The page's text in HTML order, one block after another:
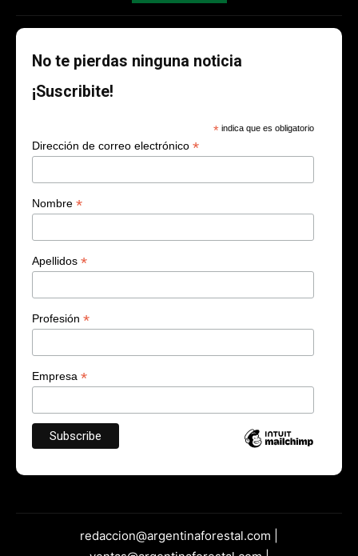
No te pierdas ninguna noticia
¡Suscribite!
* indica que es obligatorio
Dirección de correo electrónico *
Nombre *
Apellidos *
Profesión *
Empresa *
redaccion@argentinaforestal.com |